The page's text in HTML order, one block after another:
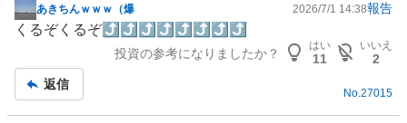
掲
示
事
あきちんｗｗｗ（爆 2026/7/1 14:38報告
くるぞくるぞ⤴⤴⤴⤴⤴⤴⤴⤴
投資の参考になりましたか？
はい
11
いいえ
2
返信
No.27015